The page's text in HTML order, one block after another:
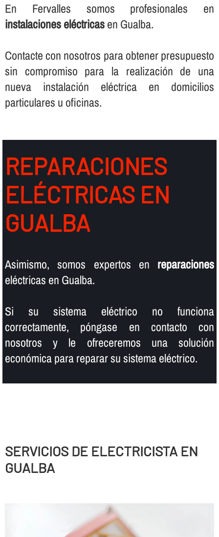
En Fervalles somos profesionales en
instalaciones eléctricasen Gualba.
Contacte con nosotros para obtener presupuesto
sin compromiso para la realización de una
nueva instalación eléctrica en domicilios
particulares u oficinas.
REPARACIONES
ELÉCTRICAS EN
GUALBA
Asimismo, somos expertos en reparaciones
eléctricas en Gualba.
Si su sistema eléctrico no funciona
correctamente, póngase en contacto con
nosotros y le ofreceremos una solución
económica para reparar su sistema eléctrico.
SERVICIOS DE ELECTRICISTA EN
GUALBA